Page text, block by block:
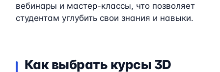
вебинары и мастер-классы, что позволяет
студентам углубить свои знания и навыки.
Как выбрать курсы 3D